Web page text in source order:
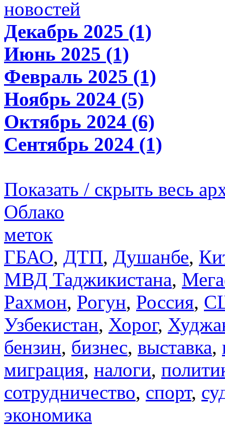
новостей
Декабрь 2025 (1)
Июнь 2025 (1)
Февраль 2025 (1)
Ноябрь 2024 (5)
Октябрь 2024 (6)
Сентябрь 2024 (1)
Показать / скрыть весь
Облако
меток
ГБАО, ДТП, Душанбе,
МВД Таджикистана,
Рахмон, Рогун, Россия,
Узбекистан, Хорог,
бензин, бизнес, выставка,
миграция, налоги,
сотрудничество, спорт,
экономика